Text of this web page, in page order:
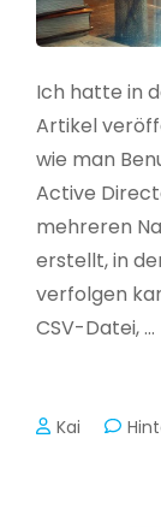
Ich hatte in
Artikel
wie man
Active
mehreren
erstellt, in
verfolgen
CSV-Datei, …
Kai